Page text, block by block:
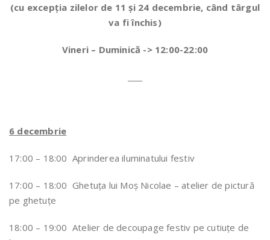
(cu excepția zilelor de 11 și 24 decembrie, când târgul
va fi închis)
Vineri – Duminică -> 12:00-22:00
6 decembrie
17:00 – 18:00 Aprinderea iluminatului festiv
17:00 – 18:00 Ghetuța lui Moș Nicolae – atelier de pictură
pe ghetuțe
18:00 – 19:00 Atelier de decoupage festiv pe cutiuțe de